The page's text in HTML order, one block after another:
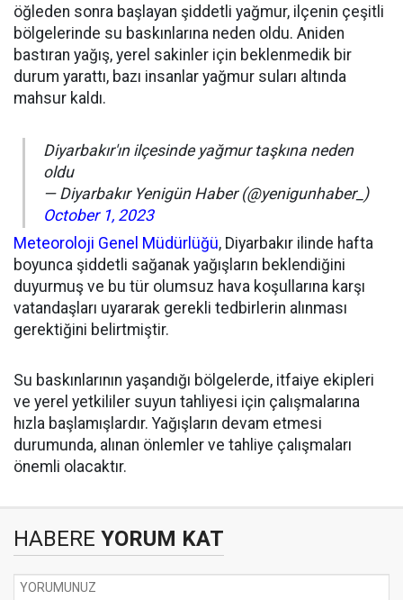
öğleden sonra başlayan şiddetli yağmur, ilçenin çeşitli
bölgelerinde su baskınlarına neden oldu. Aniden
bastıran yağış, yerel sakinler için beklenmedik bir
durum yarattı, bazı insanlar yağmur suları altında
mahsur kaldı.
Diyarbakır'ın ilçesinde yağmur taşkına neden
oldu
— Diyarbakır Yenigün Haber (@yenigunhaber_)
October 1, 2023
Meteoroloji Genel Müdürlüğü, Diyarbakır ilinde hafta
boyunca şiddetli sağanak yağışların beklendiğini
duyurmuş ve bu tür olumsuz hava koşullarına karşı
vatandaşları uyararak gerekli tedbirlerin alınması
gerektiğini belirtmiştir.
Su baskınlarının yaşandığı bölgelerde, itfaiye ekipleri
ve yerel yetkililer suyun tahliyesi için çalışmalarına
hızla başlamışlardır. Yağışların devam etmesi
durumunda, alınan önlemler ve tahliye çalışmaları
önemli olacaktır.
HABERE YORUM KAT